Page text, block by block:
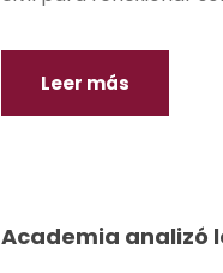
Leer más
Academia analizó